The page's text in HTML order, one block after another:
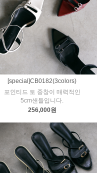
[special]CB0182(3colors)
포인티드 토 중창이 매력적인
5cm샌들입니다.
256,000원